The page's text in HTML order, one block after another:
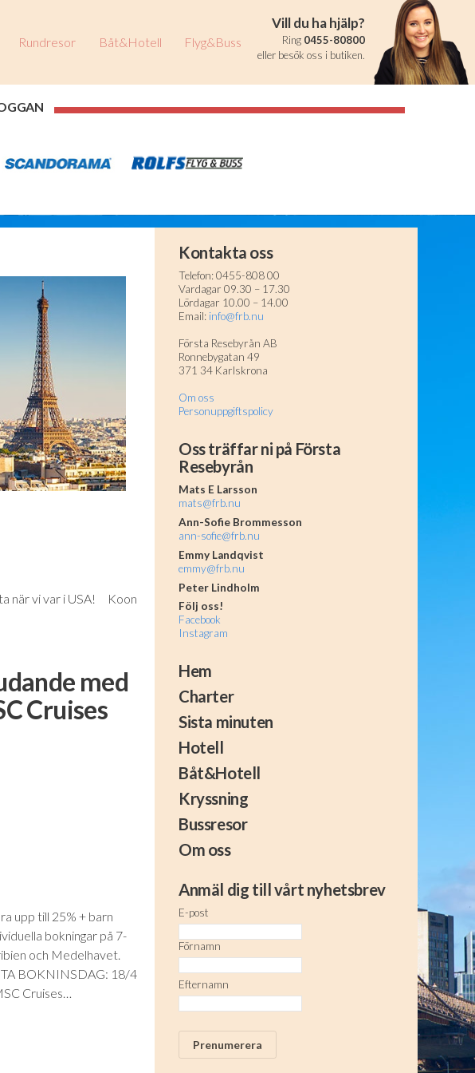
Rundresor Båt&Hotell Flyg&Buss
Vill du ha hjälp?
Ring 0455-80800
eller besök oss i butiken.
när vi var i USA! Koon
med
Cruises
upp till 25% + barn
bokningar på 7-
och Medelhavet.
BOKNINSDAG: 18/4
Cruises…
Kontakta oss
Telefon: 0455-808 00
Vardagar 09.30 – 17.30
Lördagar 10.00 – 14.00
Email: info@frb.nu
Första Resebyrån AB
Ronnebygatan 49
371 34 Karlskrona
Om oss
Personuppgiftspolicy
Oss träffar ni på Första
Resebyrån
Mats E Larsson
mats@frb.nu
Ann-Sofie Brommesson
ann-sofie@frb.nu
Emmy Landqvist
emmy@frb.nu
Peter Lindholm
Följ oss!
Facebook
Instagram
Hem
Charter
Sista minuten
Hotell
Båt&Hotell
Kryssning
Bussresor
Om oss
Anmäl dig till vårt nyhetsbrev
E-post
Förnamn
Efternamn